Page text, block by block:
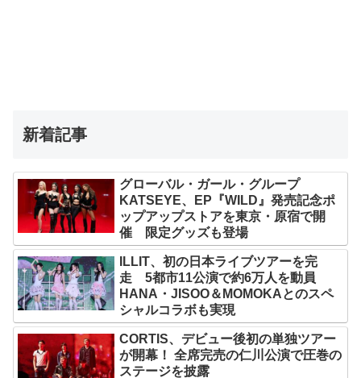
新着記事
グローバル・ガール・グループ
KATSEYE、EP『WILD』発売記念ポ
ップアップストアを東京・原宿で開
催 限定グッズも登場
ILLIT、初の日本ライブツアーを完
走 5都市11公演で約6万人を動員
HANA・JISOO＆MOMOKAとのスペ
シャルコラボも実現
CORTIS、デビュー後初の単独ツアー
が開幕！ 全席完売の仁川公演で圧巻の
ステージを披露